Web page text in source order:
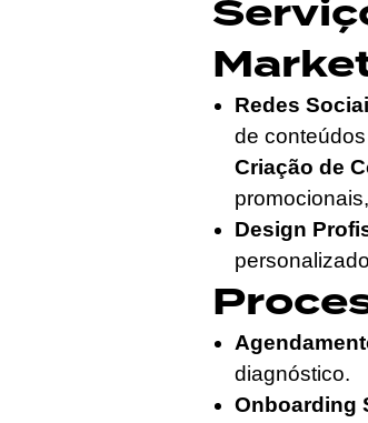
Redes
de
Criação de
Design
diagnóstico.
Onboarding